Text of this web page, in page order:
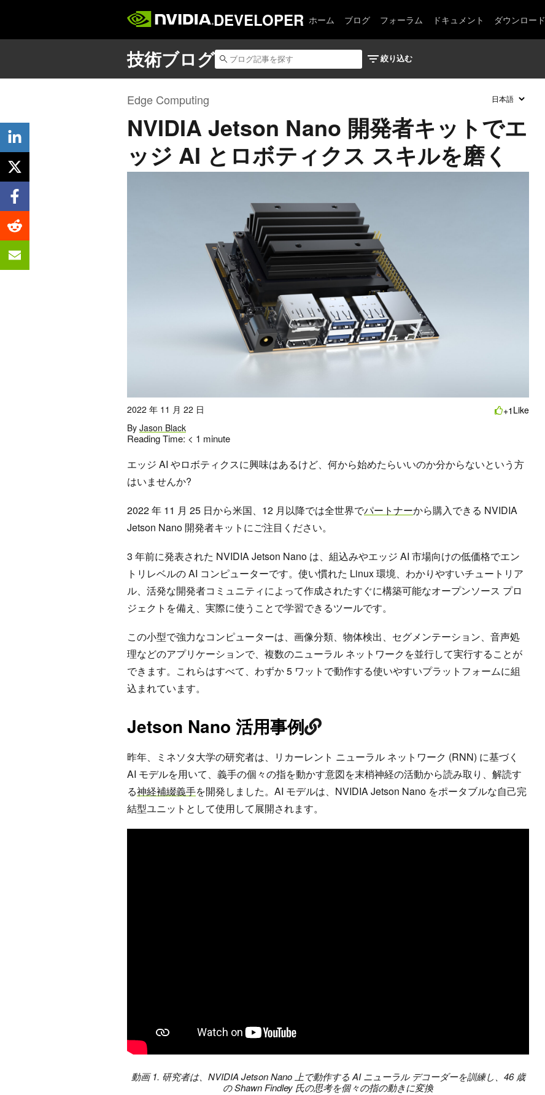
DEVELOPER ホーム ブログ フォーラム ドキュメント ダウンロード
Edge Computing
NVIDIA Jetson Nano 開発者キットでエ
ッジ AI とロボティクス スキルを磨く
2022 年 11 月 22 日
By Jason Black
+1 Like
Reading Time: < 1 minute
エッジ AI やロボティクスに興味はあるけど、何から始めたらいいのか分からないという方
はいませんか?
2022 年 11 月 25 日から米国、12 月以降では全世界でパートナーから購入できる NVIDIA
Jetson Nano 開発者キットにご注目ください。
3 年前に発表された NVIDIA Jetson Nano は、組込みやエッジ AI 市場向けの低価格でエン
トリレベルの AI コンピューターです。使い慣れた Linux 環境、わかりやすいチュートリア
ル、活発な開発者コミュニティによって作成されたすぐに構築可能なオープンソース プロ
ジェクトを備え、実際に使うことで学習できるツールです。
この小型で強力なコンピューターは、画像分類、物体検出、セグメンテーション、音声処
理などのアプリケーションで、複数のニューラル ネットワークを並行して実行することが
できます。これらはすべて、わずか 5 ワットで動作する使いやすいプラットフォームに組
込まれています。
Jetson Nano 活用事例
昨年、ミネソタ大学の研究者は、リカーレント ニューラル ネットワーク (RNN) に基づく
AI モデルを用いて、義手の個々の指を動かす意図を末梢神経の活動から読み取り、解読す
る神経補綴義手を開発しました。AI モデルは、NVIDIA Jetson Nano をポータブルな自己完
結型ユニットとして使用して展開されます。
動画 1. 研究者は、NVIDIA Jetson Nano 上で動作する AI ニューラル デコーダーを訓練し、46 歳
の Shawn Findley 氏の思考を個々の指の動きに変換